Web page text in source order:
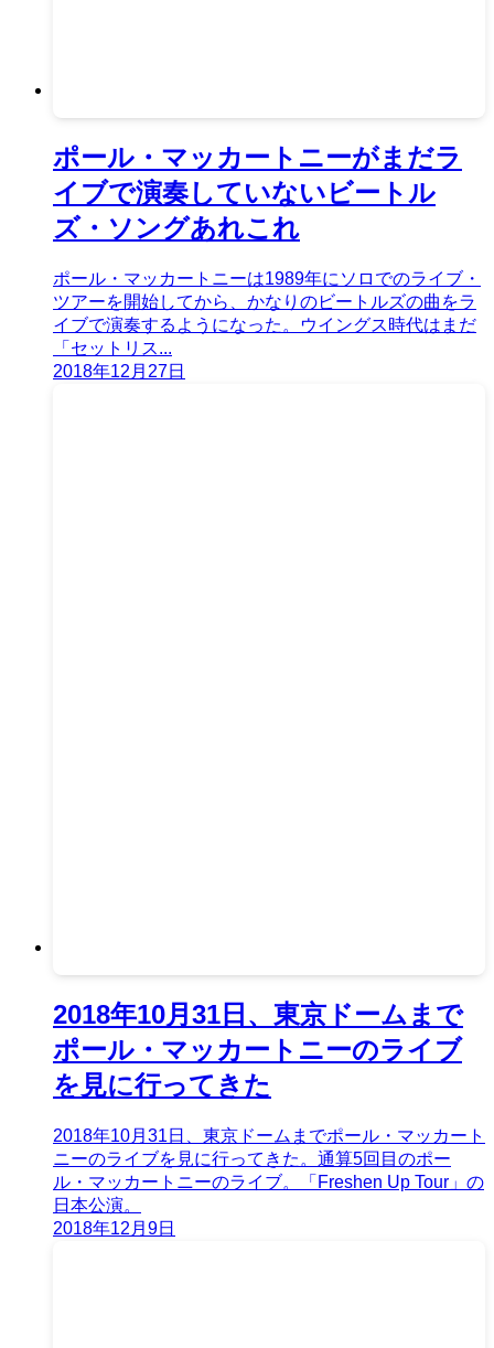
ポール・マッカートニーがまだラ
イブで演奏していないビートル
ズ・ソングあれこれ
ポール・マッカートニーは1989年にソロでのライブ・
ツアーを開始してから、かなりのビートルズの曲をラ
イブで演奏するようになった。ウイングス時代はまだ
「セットリス...
2018年12月27日
2018年10月31日、東京ドームまで
ポール・マッカートニーのライブ
を見に行ってきた
2018年10月31日、東京ドームまでポール・マッカート
ニーのライブを見に行ってきた。通算5回目のポー
ル・マッカートニーのライブ。「Freshen Up Tour」の
日本公演。
2018年12月9日